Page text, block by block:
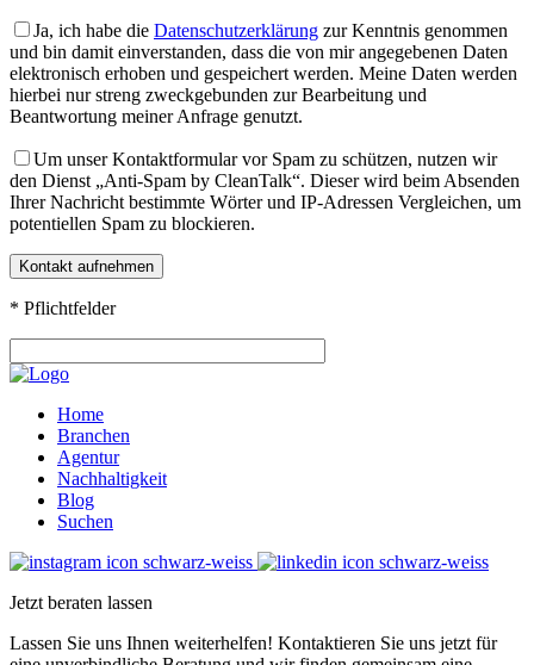
Ja, ich habe die Datenschutzerklärung zur Kenntnis genommen
und bin damit einverstanden, dass die von mir angegebenen Daten
elektronisch erhoben und gespeichert werden. Meine Daten werden
hierbei nur streng zweckgebunden zur Bearbeitung und
Beantwortung meiner Anfrage genutzt.
Um unser Kontaktformular vor Spam zu schützen, nutzen wir
den Dienst „Anti-Spam by CleanTalk“. Dieser wird beim Absenden
Ihrer Nachricht bestimmte Wörter und IP-Adressen Vergleichen, um
potentiellen Spam zu blockieren.
* Pflichtfelder
Home
Branchen
Agentur
Nachhaltigkeit
Blog
Suchen
Jetzt beraten lassen
Lassen Sie uns Ihnen weiterhelfen! Kontaktieren Sie uns jetzt für